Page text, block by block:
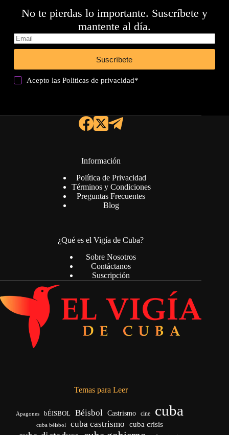
No te pierdas lo importante. Suscríbete y
mantente al día.
Suscríbete
Acepto lasPoliticas de privacidad*
Información
Política de Privacidad
Términos y Condiciones
Preguntas Frecuentes
Blog
¿Qué es el Vigía de Cuba?
Sobre Nosotros
Contáctanos
Suscripción
Temas para Leer
Apagones bÉISBOL Béisbol Castrismo cine cuba
cuba béisbol cuba castrismo cuba crisis